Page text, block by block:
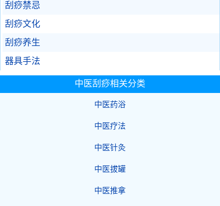
刮痧禁忌
刮痧文化
刮痧养生
器具手法
中医刮痧相关分类
中医药浴
中医疗法
中医针灸
中医拔罐
中医推拿